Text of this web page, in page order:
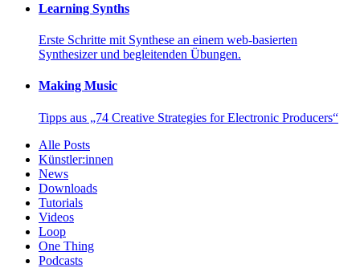
Learning Synths
Erste Schritte mit Synthese an einem web-basierten
Synthesizer und begleitenden Übungen.
Making Music
Tipps aus „74 Creative Strategies for Electronic Producers“
Alle Posts
Künstler:innen
News
Downloads
Tutorials
Videos
Loop
One Thing
Podcasts